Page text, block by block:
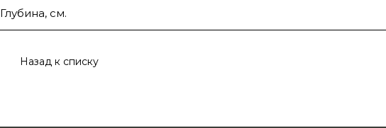
Глубина, см.
Назад к списку